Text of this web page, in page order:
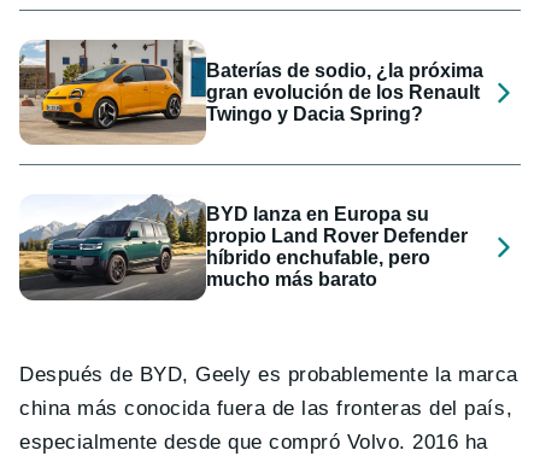
Baterías de sodio, ¿la próxima
gran evolución de los Renault
Twingo y Dacia Spring?
BYD lanza en Europa su
propio Land Rover Defender
híbrido enchufable, pero
mucho más barato
Después de BYD, Geely es probablemente la marca
china más conocida fuera de las fronteras del país,
especialmente desde que compró Volvo. 2016 ha